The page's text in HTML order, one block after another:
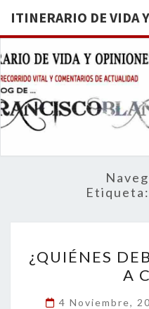
ITINERARIO DE VIDA
Etiqueta:
¿QUIÉNES
A
4 Noviembre,